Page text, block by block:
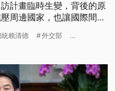
計畫臨時生變，背後的原
周邊國家，也讓國際間紛
，也重申兩國邦誼不會受
譴責。
統賴清德 外交部 ...